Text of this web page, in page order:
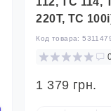
220T, TC
Код товара:
1 379 грн.